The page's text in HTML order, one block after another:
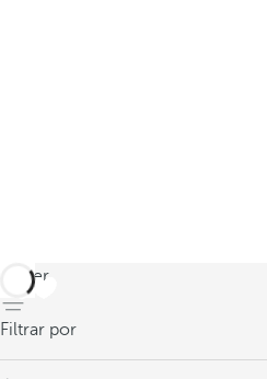
volver
Filtrar por